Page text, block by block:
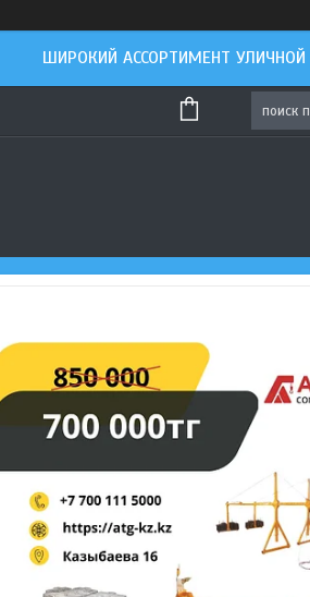
ШИРОКИЙ АССОРТИМЕНТ УЛИЧНОЙ